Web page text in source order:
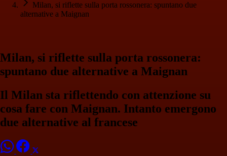
Milan, si riflette sulla porta rossonera: spuntano due
alternative a Maignan
Milan, si riflette sulla porta rossonera:
spuntano due alternative a Maignan
Il Milan sta riflettendo con attenzione su
cosa fare con Maignan. Intanto emergono
due alternative al francese